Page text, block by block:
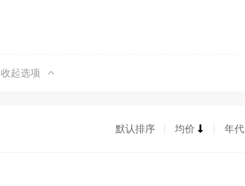
收起选项
默认排序 均价 年代